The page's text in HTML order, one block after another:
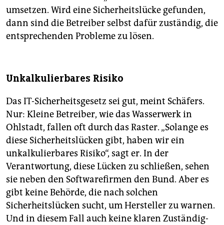
umsetzen. Wird eine Sicherheitslücke gefunden,
dann sind die Betreiber selbst dafür zuständig, die
entsprechenden Pro­ble­me zu lösen.
Unkalkulierbares Risiko
Das IT-Sicherheitsgesetz sei gut, meint Schäfers.
Nur: Kleine Betreiber, wie das Wasserwerk in
Ohlstadt, fallen oft durch das Raster. „Solange es
diese Sicherheitslücken gibt, haben wir ein
unkalkulierbares Risiko“, sagt er. In der
Verantwortung, diese Lücken zu schließen, sehen
sie neben den Softwarefirmen den Bund. Aber es
gibt keine Behörde, die nach solchen
Sicherheitslücken sucht, um Hersteller zu warnen.
Und in diesem Fall auch keine klaren Zuständig­